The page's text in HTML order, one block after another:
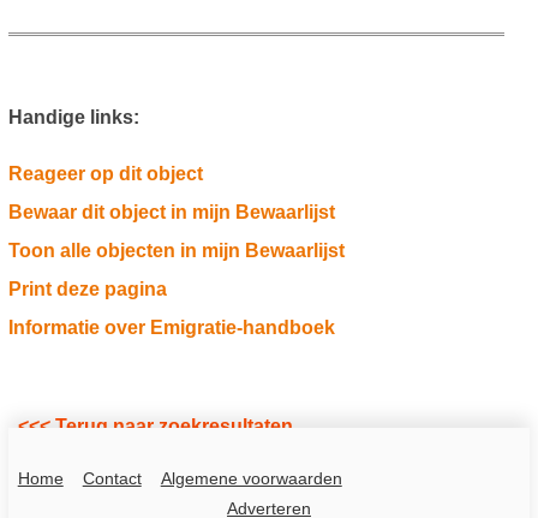
Handige links:
Reageer op dit object
Bewaar dit object in mijn Bewaarlijst
Toon alle objecten in mijn Bewaarlijst
Print deze pagina
Informatie over Emigratie-handboek
<<< Terug naar zoekresultaten
Home Contact
Algemene voorwaarden
Adverteren